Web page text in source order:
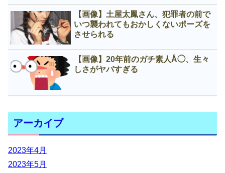
【画像】土屋太鳳さん、犯罪者の前で
いつ襲われてもおかしくないポーズを
させられる
【画像】20年前のガチ素人Å◯、生々
しさがヤバすぎる
アーカイブ
2023年4月
2023年5月